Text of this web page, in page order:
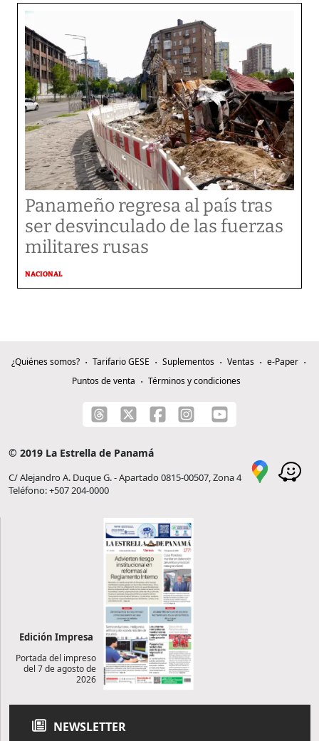
Panameño regresa al país tras
ser desvinculado de las fuerzas
militares rusas
NACIONAL
¿Quiénes somos? Tarifario GESE Suplementos Ventas
e-Paper
Puntos de venta
Términos y condiciones
© 2019 La Estrella de Panamá
C/ Alejandro A. Duque G. - Apartado 0815-00507, Zona 4
Teléfono: +507 204-0000
Edición Impresa
Portada del impreso
del 7 de agosto de
2026
NEWSLETTER